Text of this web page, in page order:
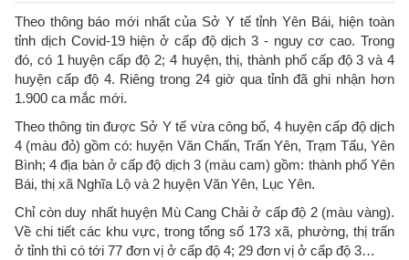
Theo thông báo mới nhất của Sở Y tế tỉnh Yên Bái, hiện toàn
tỉnh dịch Covid-19 hiện ở cấp độ dịch 3 - nguy cơ cao. Trong
đó, có 1 huyện cấp độ 2; 4 huyện, thị, thành phố cấp độ 3 và 4
huyện cấp độ 4. Riêng trong 24 giờ qua tỉnh đã ghi nhận hơn
1.900 ca mắc mới.
Theo thông tin được Sở Y tế vừa công bố, 4 huyện cấp độ dịch
4 (màu đỏ) gồm có: huyện Văn Chấn, Trấn Yên, Trạm Tấu, Yên
Bình; 4 địa bàn ở cấp độ dịch 3 (màu cam) gồm: thành phố Yên
Bái, thị xã Nghĩa Lộ và 2 huyện Văn Yên, Lục Yên.
Chỉ còn duy nhất huyện Mù Cang Chải ở cấp độ 2 (màu vàng).
Về chi tiết các khu vực, trong tổng số 173 xã, phường, thị trấn
ở tỉnh thì có tới 77 đơn vị ở cấp độ 4; 29 đơn vị ở cấp độ 3…